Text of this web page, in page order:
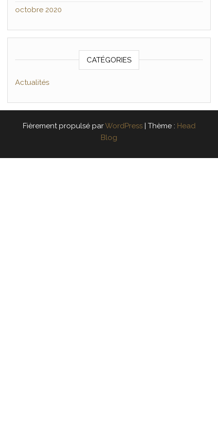
octobre 2020
CATÉGORIES
Actualités
Fièrement propulsé parWordPress Thème : Head
Blog